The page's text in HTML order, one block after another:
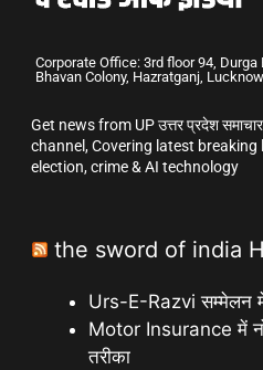
Corporate Office: 3rd floor 94, Durga
Bhavan Colony, Hazratganj,
Get news from UP उत्तर प्रदेश
channel, Covering latest
election, crime & AI technology
the sword of india
Urs-E-Razvi सम्मेलन में
Motor Insurance में
तरीका